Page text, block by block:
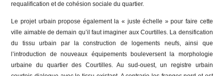
requalification et de cohésion sociale du quartier.
Le projet urbain propose également la « juste échelle » pour faire cette
ville aimable de demain qu’il faut imaginer aux Courtilles. La densification
du tissu urbain par la construction de logements neufs, ainsi que
l’introduction de nouveaux équipements bouleversent la morphologie
urbaine du quartier des Courtilles. Au sud-ouest, un registre urbain